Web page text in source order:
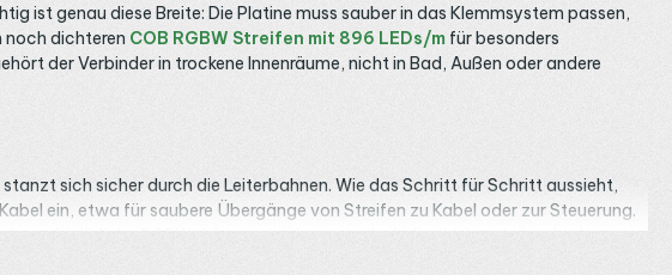
genau diese Breite: Die Platine muss sauber in das Klemmsystem passen,
noch dichteren COB RGBW Streifen mit 896 LEDs/m für besonders
der Verbinder in trockene Innenräume, nicht in Bad, Außen oder andere
sich sicher durch die Leiterbahnen. Wie das Schritt für Schritt aussieht,
ein, etwa für saubere Übergänge von Streifen zu Kabel oder zur Steuerung.
es für übliche RGBW-Längen; bei langen oder hellen Linien planst du eine